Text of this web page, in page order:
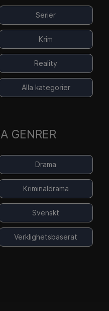
Serier
Krim
Reality
Alla kategorier
GENRER
Drama
Kriminaldrama
Svenskt
Verklighetsbaserat